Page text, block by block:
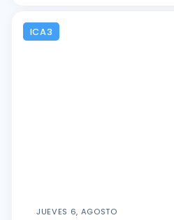
ICA3
JUEVES 6, AGOSTO